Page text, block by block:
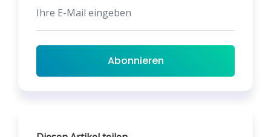
Abonnieren